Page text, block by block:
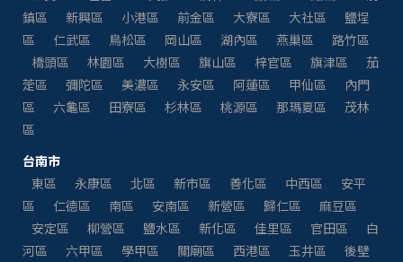
鎮區
新興區 小港區 前金區 大寮區 大社區
鹽埕
區
仁武區 鳥松區 岡山區 湖內區 燕巢區
路竹區
橋頭區
林園區 大樹區 旗山區 梓官區 旗津區
茄
萣區
彌陀區 美濃區 永安區 阿蓮區 甲仙區
內門
區
六龜區 田寮區 杉林區 桃源區 那瑪夏區
茂林
區
台南市
東區
永康區 北區 新市區 善化區 中西區
安平
區
仁德區 南區 安南區 新營區 歸仁區
麻豆區
安定區
柳營區 鹽水區 新化區 佳里區 官田區
白
河區
六甲區 學甲區 關廟區 西港區 玉井區
後壁